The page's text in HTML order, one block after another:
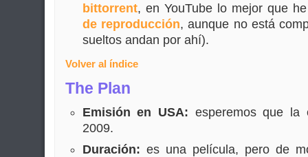
bittorrent, en YouTube lo mejor que
de reproducción, aunque no está
sueltos andan por ahí).
Volver al índice
The Plan
Emisión en USA: esperemos que la
2009.
Duración: es una película, pero de